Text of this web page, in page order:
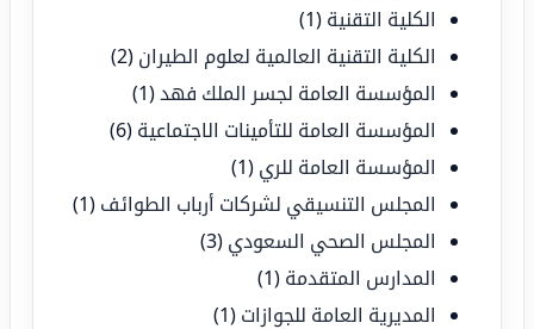
الكلية التقنية (1)
الكلية التقنية العالمية لعلوم الطيران (2)
المؤسسة العامة لجسر الملك فهد(1)
المؤسسة العامة للتأمينات الاجتماعية (6)
المؤسسة العامة للري (1)
المجلس التنسيقي لشركات أرباب الطوائف (1)
المجلس الصحي السعودي (3)
المدارس المتقدمة (1)
المديرية العامة للجوازات (1)